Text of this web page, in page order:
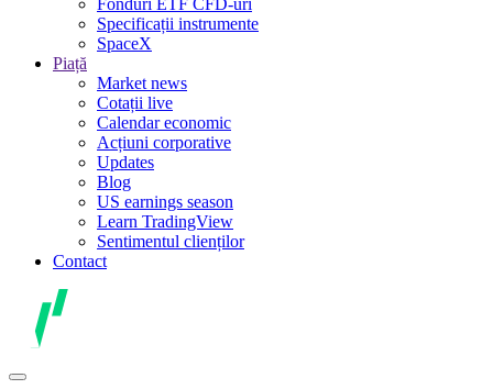
Specificații instrumente
SpaceX
Piață
Market news
Cotații live
Calendar economic
Acțiuni corporative
Updates
Blog
US earnings season
Learn TradingView
Sentimentul clienților
Contact